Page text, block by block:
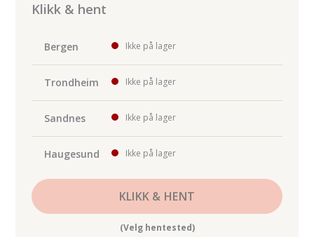
antallKlikk & hent
Bergen Ikke på lager
Trondheim Ikke på lager
Sandnes Ikke på lager
Haugesund Ikke på lager
KLIKK & HENT
(Velg hentested)